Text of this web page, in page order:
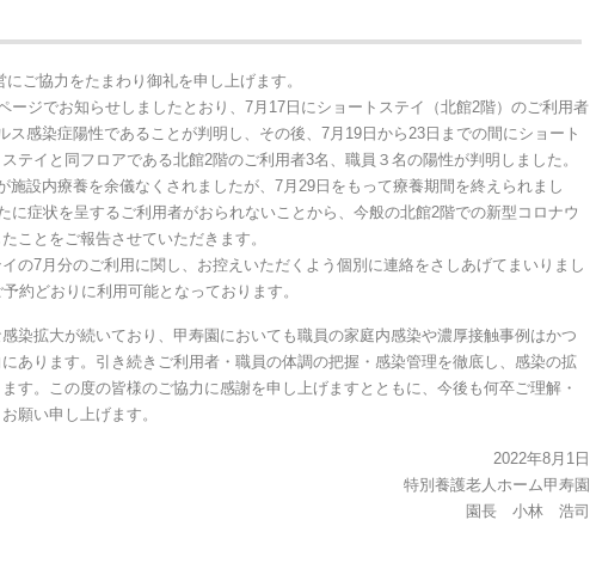
ご協力をたまわり御礼を申し上げます。
ージでお知らせしましたとおり、7月17日にショートステイ（北館2階）のご利用者
ス感染症陽性であることが判明し、その後、7月19日から23日までの間にショート
テイと同フロアである北館2階のご利用者3名、職員３名の陽性が判明しました。
設内療養を余儀なくされましたが、7月29日をもって療養期間を終えられまし
に症状を呈するご利用者がおられないことから、今般の北館2階での新型コロナウ
ことをご報告させていただきます。
の7月分のご利用に関し、お控えいただくよう個別に連絡をさしあげてまいりまし
約どおりに利用可能となっております。
染拡大が続いており、甲寿園においても職員の家庭内感染や濃厚接触事例はかつ
あります。引き続きご利用者・職員の体調の把握・感染管理を徹底し、感染の拡
す。この度の皆様のご協力に感謝を申し上げますとともに、今後も何卒ご理解・
願い申し上げます。
2022年8月1日
特別養護老人ホーム甲寿園
園長 小林 浩司